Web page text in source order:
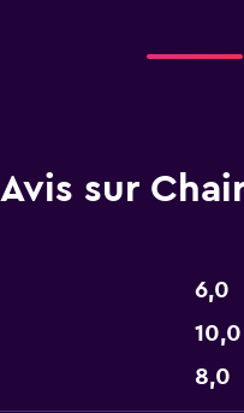
Avis sur
6,0
10,0
8,0